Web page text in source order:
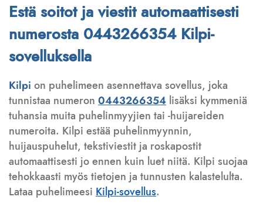
Estä soitot ja viestit automaattisesti
numerosta 0443266354 Kilpi-
sovelluksella
Kilpi on puhelimeen asennettava sovellus, joka
tunnistaa numeron 0443266354 lisäksi kymmeniä
tuhansia muita puhelinmyyjien tai -huijareiden
numeroita. Kilpi estää puhelinmyynnin,
huijauspuhelut, tekstiviestit ja roskapostit
automaattisesti jo ennen kuin luet niitä. Kilpi suojaa
tehokkaasti myös tietojen ja tunnusten kalastelulta.
Lataa puhelimeesi Kilpi-sovellus.